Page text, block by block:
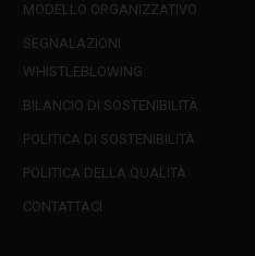
MODELLO ORGANIZZATIVO
SEGNALAZIONI
WHISTLEBLOWING
BILANCIO DI SOSTENIBILITÀ
POLITICA DI SOSTENIBILITÀ
POLITICA DELLA QUALITÀ
CONTATTACI